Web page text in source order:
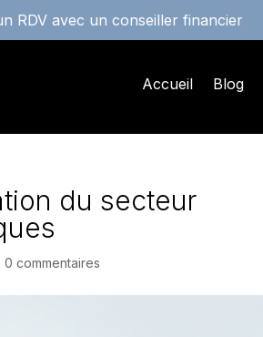
RDV avec un conseiller financier
Accueil Blog
du secteur
|0 commentaires